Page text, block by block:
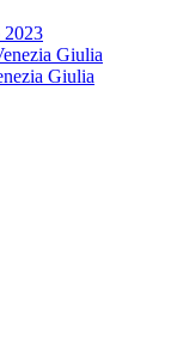
2023
Giulia
Giulia